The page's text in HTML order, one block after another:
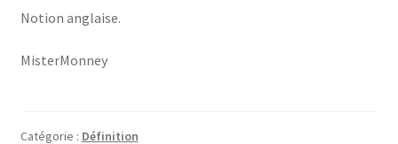
Notion anglaise.
MisterMonney
Catégorie : Définition